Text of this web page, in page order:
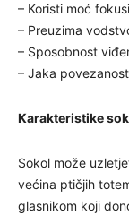
– Koristi moć
– Preuzima
– Sposobnost
– Jaka
Karakteristike
Sokol može
većina ptičjih
glasnikom koji